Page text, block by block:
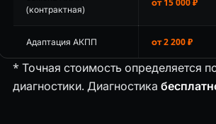
(контрактная)
от 15 000 ₽
Адаптация АКПП от 2 200 ₽
* Точная стоимость определяется
диагностики. Диагностика